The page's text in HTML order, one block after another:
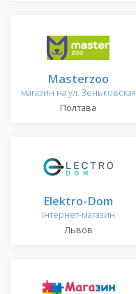
Masterzoo
магазин на ул. Зеньковская
Полтава
Elektro-Dom
інтернет-магазин
Львов